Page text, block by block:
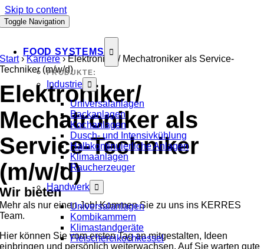
Skip to content
Toggle Navigation
FOOD SYSTEMS
PRODUKTE:
Industrie
Universalanlagen
Backanlagen
Kochanlagen
Dusch- und Intensivkühlung
Halbkontinuierliche Anlagen
Klimaanlagen
Raucherzeuger
Handwerk
Universalanlagen
Kombikammern
Klimastandgeräte
Fleischereikochkessel
Start›Karriere›Elektroniker/ Mechatroniker als Service-
Techniker (m/w/d)
Elektroniker/
Mechatroniker als
Service-Techniker
(m/w/d)
Wir bieten
Mehr als nur einen Job! Kommen Sie zu uns ins KERRES
Team.
Hier können Sie vom ersten Tag an mitgestalten, Ideen
einbringen und persönlich weiterwachsen. Auf Sie warten gute